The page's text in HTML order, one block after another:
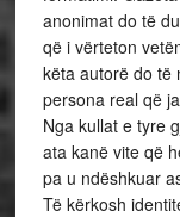
anonimat do të
që i vërteton
këta autorë do të
persona real që
Nga kullat e tyre
ata kanë vite që
pa u ndëshkuar
Të kërkosh